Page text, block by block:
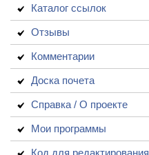
Каталог ссылок
Отзывы
Комментарии
Доска почета
Справка / О проекте
Мои программы
Код для редактирования